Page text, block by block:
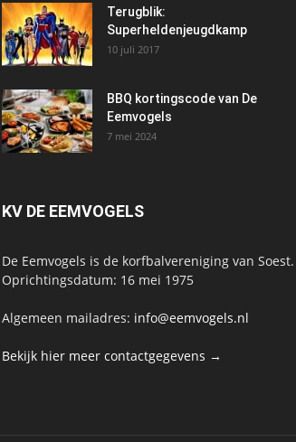
Terugblik:
Superheldenjeugdkamp
10 juli 2017
BBQ kortingscode van De
Eemvogels
7 mei 2024
KV DE EEMVOGELS
De Eemvogels is de korfbalvereniging van Soest.
Oprichtingsdatum: 16 mei 1975
Algemeen mailadres: info@eemvogels.nl
Bekijk hier meer contactgegevens →